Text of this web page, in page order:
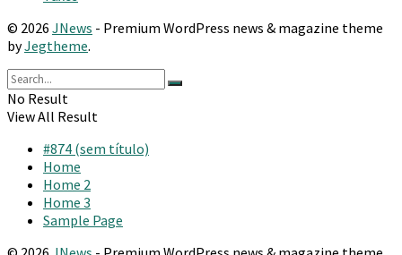
© 2026 JNews - Premium WordPress news & magazine theme
byJegtheme.
No Result
View All Result
#874 (sem título)
Home
Home 2
Home 3
Sample Page